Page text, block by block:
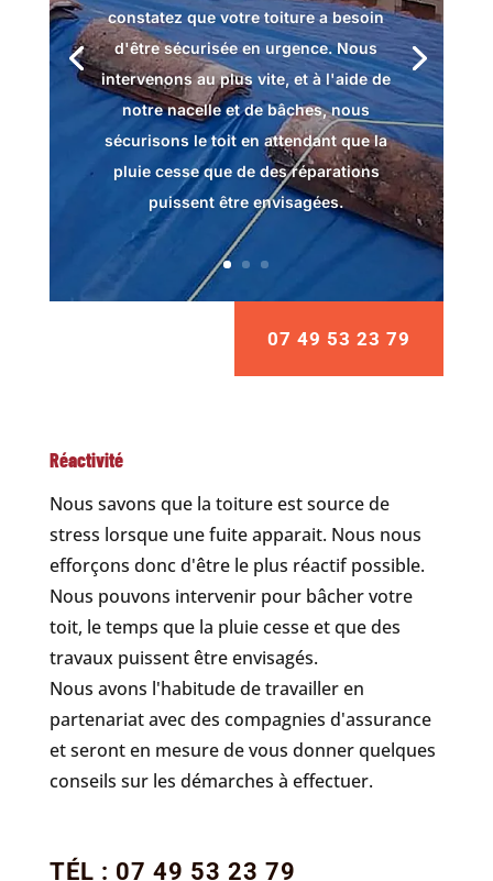
constatez que votre toiture a besoin
d'être sécurisée en urgence. Nous
intervenons au plus vite, et à l'aide de
notre nacelle et de bâches, nous
sécurisons le toit en attendant que la
pluie cesse que de des réparations
puissent être envisagées.
07 49 53 23 79
Réactivité
Nous savons que la toiture est source de
stress lorsque une fuite apparait. Nous nous
efforçons donc d'être le plus réactif possible.
Nous pouvons intervenir pour bâcher votre
toit, le temps que la pluie cesse et que des
travaux puissent être envisagés.
Nous avons l'habitude de travailler en
partenariat avec des compagnies d'assurance
et seront en mesure de vous donner quelques
conseils sur les démarches à effectuer.
TÉL : 07 49 53 23 79